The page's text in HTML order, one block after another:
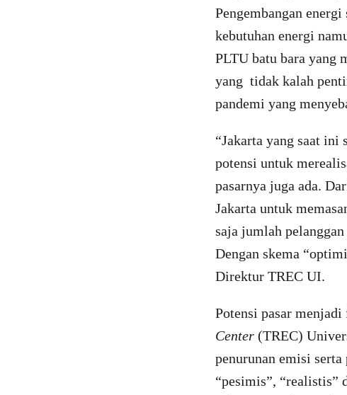
Pengembangan
kebutuhan energi
PLTU batu bara yang
yang tidak kalah
pandemi yang
“Jakarta yang saat
potensi untuk
pasarnya juga ada.
Jakarta untuk
saja jumlah
Dengan skema
Direktur TREC UI.
Potensi pasar
Center (TREC)
penurunan emisi
“pesimis”, “realistis”